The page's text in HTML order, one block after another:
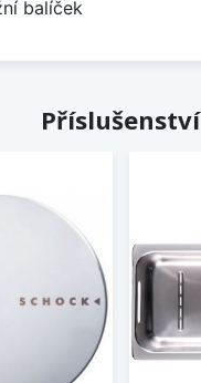
balíček
Příslušenství